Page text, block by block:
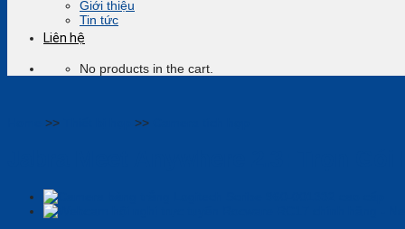
Giới thiệu
Tin tức
Liên hệ
No products in the cart.
>> >>